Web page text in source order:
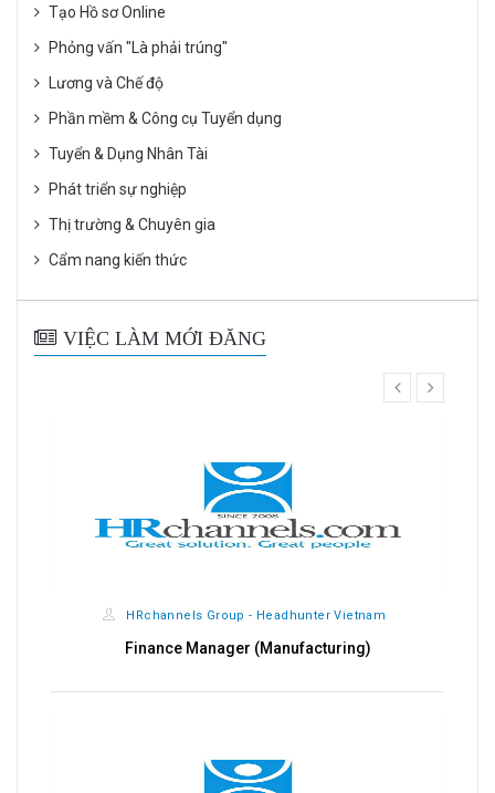
Tạo Hồ sơ Online
Phỏng vấn "Là phải trúng"
Lương và Chế độ
Phần mềm & Công cụ Tuyển dụng
Tuyển & Dụng Nhân Tài
Phát triển sự nghiệp
Thị trường & Chuyên gia
Cẩm nang kiến thức
VIỆC LÀM MỚI ĐĂNG
HRchannels Group - Headhunter Vietnam
Finance Manager (Manufacturing)
prev